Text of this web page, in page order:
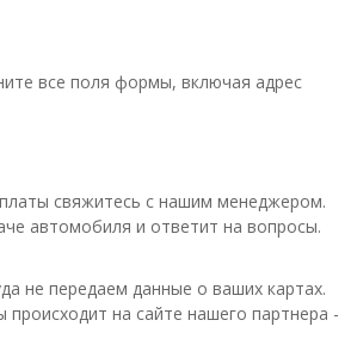
все поля формы, включая адрес
свяжитесь с нашим менеджером.
автомобиля и ответит на вопросы.
не передаем данные о ваших картах.
происходит на сайте нашего партнера -